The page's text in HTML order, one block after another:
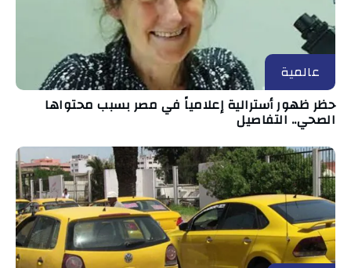
عالمية
حظر ظهور أسترالية إعلامياً في مصر بسبب محتواها
الصحي.. التفاصيل